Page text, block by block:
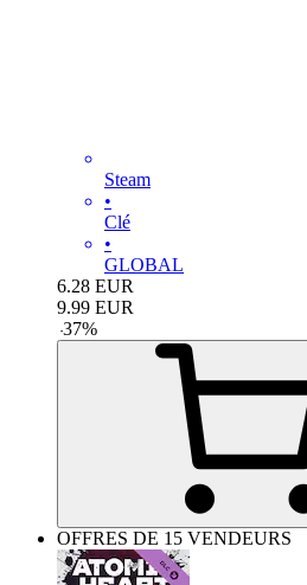
Steam
•
Clé
•
GLOBAL
6.28 EUR
9.99 EUR
-37%
OFFRES DE 15 VENDEURS